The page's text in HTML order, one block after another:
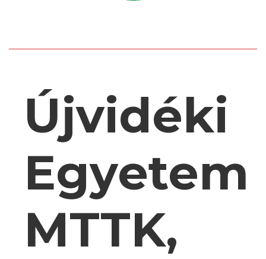
Újvidéki
Egyetem
MTTK,